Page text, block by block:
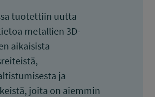
tuotettiin uutta
metallien 3D-
aikaisista
ja
joita on aiemmin